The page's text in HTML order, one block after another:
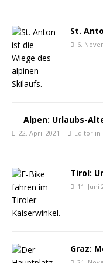
St.
6.
Alpen: Urlaubs-
22. April 2021 Editor in
Tirol:
11. Juni
Graz: